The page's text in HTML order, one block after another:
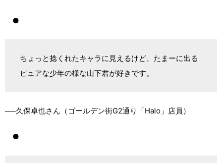
●
ちょっと捻くれたキャラに見えるけど、たまーに出る
ピュアな少年の様な山下君が好きです。
──久保卓也さん（ゴールデン街G2通り「Halo」店員）
●